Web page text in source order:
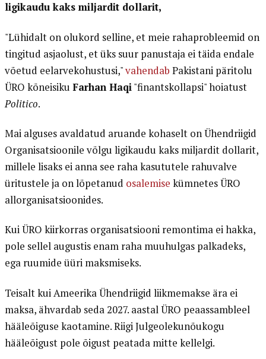
ligikaudu kaks miljardit dollarit,
"Lühidalt on olukord selline, et meie rahaprobleemid on
tingitud asjaolust, et üks suur panustaja ei täida endale
võetud eelarvekohustusi,"vahendab Pakistani päritolu
ÜRO kõneisiku Farhan Haqi"finantskollapsi" hoiatust
Politico.
Mai alguses avaldatud aruande kohaselt on Ühendriigid
Organisatsioonile võlgu ligikaudu kaks miljardit dollarit,
millele lisaks ei anna see raha kasututele rahuvalve
üritustele ja on lõpetanud osalemise kümnetes ÜRO
allorganisatsioonides.
Kui ÜRO kiirkorras organisatsiooni remontima ei hakka,
pole sellel augustis enam raha muuhulgas palkadeks,
ega ruumide üüri maksmiseks.
Teisalt kui Ameerika Ühendriigid liikmemakse ära ei
maksa, ähvardab seda 2027. aastal ÜRO peaassambleel
hääleõiguse kaotamine. Riigi Julgeolekunõukogu
hääleõigust pole õigust peatada mitte kellelgi.